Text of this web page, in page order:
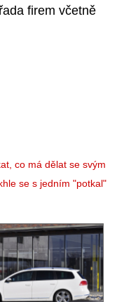
firem včetně
co má dělat se svým
se s jedním "potkal"